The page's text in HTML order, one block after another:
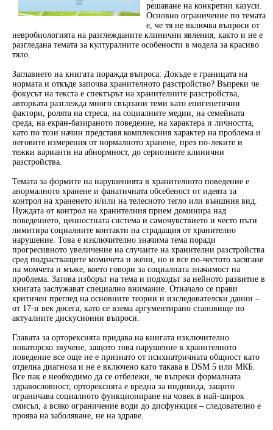
решаване на конкретни казуси.
Основно ограничение по темата
е, че тя не включва въпроси от
невробиологията на разглежданите клинични явления, както и не е
разгледана темата за културалните особености в модела за красиво
тяло.
Заглавието на книгата поражда въпроса: Докъде е границата на
нормата и откъде започва хранителното разстройство? Въпреки че
фокусът на текста е спектърът на хранителните разстройства,
авторката разглежда много свързани теми като епигенетични
фактори, ролята на стреса, на социалните медии, на семейната
среда, на екран-базираното поведение, на характера и личността,
като по този начин представя комплексния характер на проблема и
неговите измерения от нормалното хранене, през по-леките и
тежки варианти на абнормност, до сериозните клинични
разстройства.
Темата за формите на нарушенията в хранителното поведение е
анормалното хранене и фанатичната обсебеност от идеята за
контрол на храненето и/или на телесното тегло или външния вид.
Нуждата от контрол на хранителния прием доминира над
поведението, ценностната система и самочувствието и често пъти
лимитира социалните контакти на страдащия от хранително
нарушение. Това е изключително значима тема поради
прогресивното увеличение на случаите на хранителни разстройства
сред подрастващите момичета и жени, но и все по-честото засягане
на момчета и мъже, което говори за социалната значимост на
проблема. Затова изборът на тема и подходът за нейното развитие в
книгата заслужават специално внимание. Отначало се прави
критичен преглед на основните теории и изследователски данни –
от 17-и век досега, като се взема аргументирано становище по
актуалните дискусионни въпроси.
Главата за орторексията придава на книгата изключително
новаторско звучене, защото това нарушение в хранителното
поведение все още не е признато от психиатричната общност като
отделна диагноза и не е включено като такава в DSM 5 или МКБ.
Все пак е необходимо да се отбележи, че въпреки формалната
здравословност, орторексията е вредна за индивида, защото
ограничава социалното функциониране на човек в най-широк
смисъл, а всяко ограничение води до дисфункция – следователно е
проява на заболяване, не на здраве.